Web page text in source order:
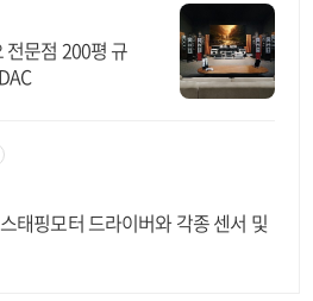
전문점 200평 규
태핑모터 드라이버와 각종 센서 및